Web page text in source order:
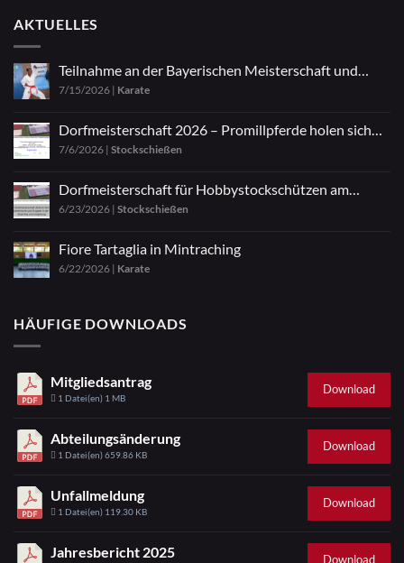
AKTUELLES
Teilnahme an der Bayerischen Meisterschaft und
Zazen
7/15/2026 | Karate
Dorfmeisterschaft 2026 – Promillpferde holen sich
den Titel
7/6/2026 | Stockschießen
Dorfmeisterschaft für Hobbystockschützen am
04.07.2026
6/23/2026 | Stockschießen
Fiore Tartaglia in Mintraching
6/22/2026 | Karate
HÄUFIGE DOWNLOADS
Mitgliedsantrag
1 Datei(en) 1 MB
Download
Abteilungsänderung
1 Datei(en)659.86 KB
Download
Unfallmeldung
1 Datei(en) 119.30 KB
Download
Jahresbericht 2025 Download